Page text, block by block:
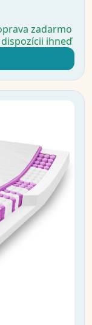
zadarmo
dispozícii ihneď